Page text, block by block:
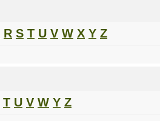
R S T U V W X Y Z
T U V W Y Z